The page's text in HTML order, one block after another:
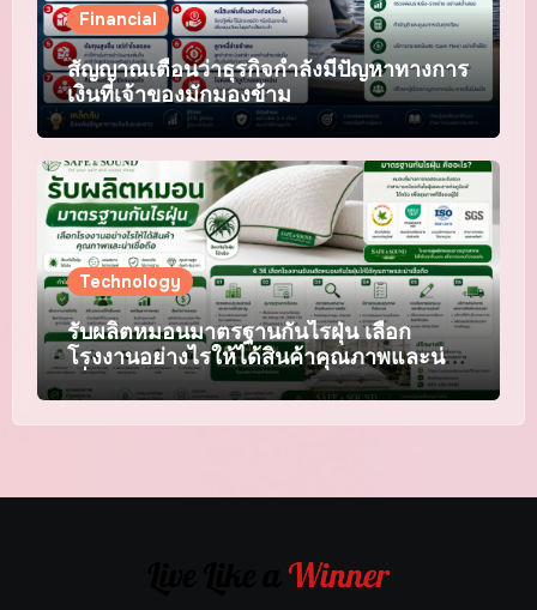
Financial
สัญญาณเตือนว่าธุรกิจกำลังมีปัญหาทางการ
เงินที่เจ้าของมักมองข้าม
Technology
รับผลิตหมอนมาตรฐานกันไรฝุ่น เลือก
โรงงานอย่างไรให้ได้สินค้าคุณภาพและน่า
เชื่อถือ